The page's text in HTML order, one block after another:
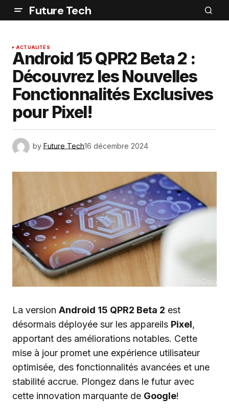
Future Tech
ACTUALITÉS
Android 15 QPR2 Beta 2 :
Découvrez les Nouvelles
Fonctionnalités Exclusives
pour Pixel!
by Future Tech16 décembre 2024
La version Android 15 QPR2 Beta 2 est
désormais déployée sur les appareils Pixel,
apportant des améliorations notables. Cette
mise à jour promet une expérience utilisateur
optimisée, des fonctionnalités avancées et une
stabilité accrue. Plongez dans le futur avec
cette innovation marquante de Google!